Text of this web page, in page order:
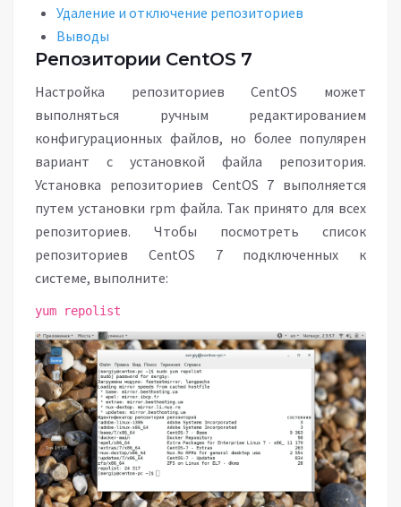
Удаление и отключение репозиториев
Выводы
Репозитории CentOS 7
Настройка репозиториев CentOS может
выполняться ручным редактированием
конфигурационных файлов, но более популярен
вариант с установкой файла репозитория.
Установка репозиториев CentOS 7 выполняется
путем установки rpm файла. Так принято для всех
репозиториев. Чтобы посмотреть список
репозиториев CentOS 7 подключенных к
системе, выполните:
yum repolist